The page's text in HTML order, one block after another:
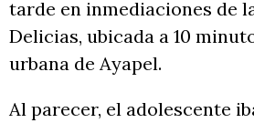
tarde en inmediaciones de
Delicias, ubicada a 10
urbana de Ayapel.
Al parecer, el adolescente